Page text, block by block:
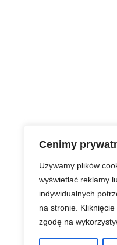
Cenimy
Używamy plików
wyświetlać reklamy
indywidualnych
na stronie. Kliknięcie
zgodę na